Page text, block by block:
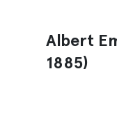
Albert
1885)